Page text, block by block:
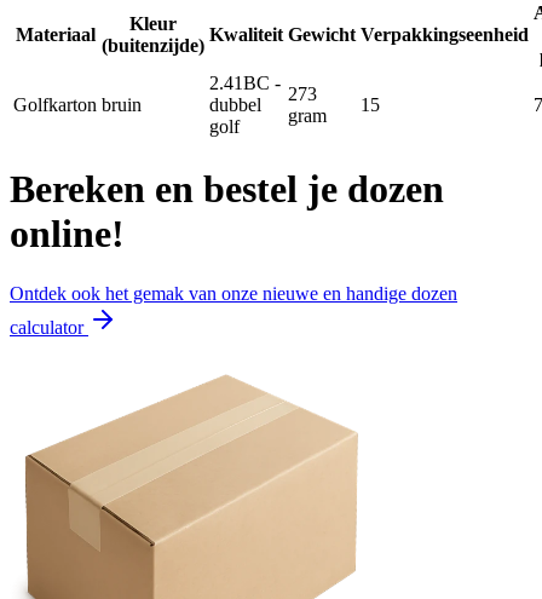
Materiaal
Kleur
(buitenzijde)
Kwaliteit Gewicht Verpakkingseenheid
Golfkarton bruin
2.41BC -
dubbel
golf
273
gram
15
Bereken en bestel je dozen
online!
Ontdek ook het gemak van onze nieuwe en handige dozen
calculator